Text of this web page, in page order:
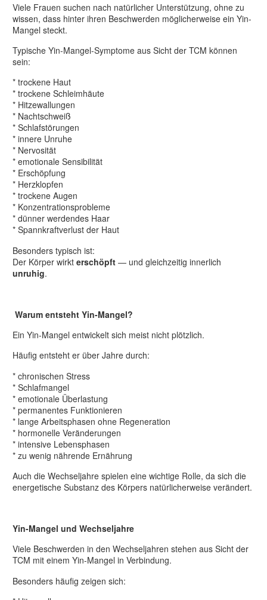
Viele Frauen suchen nach natürlicher Unterstützung, ohne zu
wissen, dass hinter ihren Beschwerden möglicherweise ein Yin-
Mangel steckt.
Typische Yin-Mangel-Symptome aus Sicht der TCM können
sein:
* trockene Haut
* trockene Schleimhäute
* Hitzewallungen
* Nachtschweiß
* Schlafstörungen
* innere Unruhe
* Nervosität
* emotionale Sensibilität
* Erschöpfung
* Herzklopfen
* trockene Augen
* Konzentrationsprobleme
* dünner werdendes Haar
* Spannkraftverlust der Haut
Besonders typisch ist:
Der Körper wirkt erschöpft — und gleichzeitig innerlich
unruhig.
Warum entsteht Yin-Mangel?
Ein Yin-Mangel entwickelt sich meist nicht plötzlich.
Häufig entsteht er über Jahre durch:
* chronischen Stress
* Schlafmangel
* emotionale Überlastung
* permanentes Funktionieren
* lange Arbeitsphasen ohne Regeneration
* hormonelle Veränderungen
* intensive Lebensphasen
* zu wenig nährende Ernährung
Auch die Wechseljahre spielen eine wichtige Rolle, da sich die
energetische Substanz des Körpers natürlicherweise verändert.
Yin-Mangel und Wechseljahre
Viele Beschwerden in den Wechseljahren stehen aus Sicht der
TCM mit einem Yin-Mangel in Verbindung.
Besonders häufig zeigen sich: